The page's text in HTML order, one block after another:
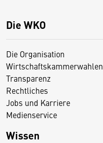
Die WKO
Die Organisation
Wirtschaftskammerwahlen
Transparenz
Rechtliches
Jobs und Karriere
Medienservice
Wissen